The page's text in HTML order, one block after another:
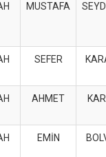
MUSTAFA
SEFER
AHMET
EMİN